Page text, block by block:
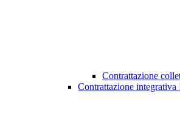
Contrattazione
Contrattazione integrativa